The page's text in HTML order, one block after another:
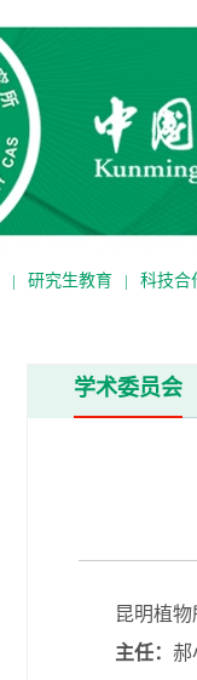
| 研究生教育 | 科技合
学术委员会
昆明植
主任： 郝